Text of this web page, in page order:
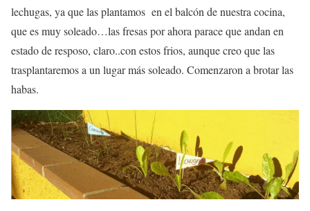
lechugas, ya que las plantamos en el balcón de nuestra cocina,
que es muy soleado…las fresas por ahora parace que andan en
estado de resposo, claro..con estos frios, aunque creo que las
trasplantaremos a un lugar más soleado. Comenzaron a brotar las
habas.